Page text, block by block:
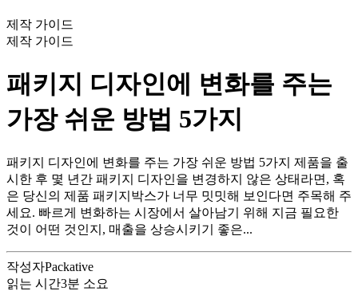
제작 가이드
제작 가이드
패키지 디자인에 변화를 주는
가장 쉬운 방법 5가지
패키지 디자인에 변화를 주는 가장 쉬운 방법 5가지 제품을 출
시한 후 몇 년간 패키지 디자인을 변경하지 않은 상태라면, 혹
은 당신의 제품 패키지박스가 너무 밋밋해 보인다면 주목해 주
세요. 빠르게 변화하는 시장에서 살아남기 위해 지금 필요한
것이 어떤 것인지, 매출을 상승시키기 좋은...
작성자Packative
읽는 시간3분 소요